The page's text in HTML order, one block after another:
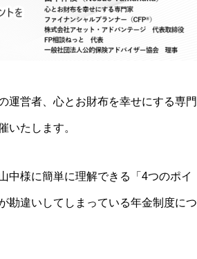
運営者、心とお財布を幸せにする専門
いたします。
中様に簡単に理解できる「4つのポイ
勘違いしてしまっている年金制度につ